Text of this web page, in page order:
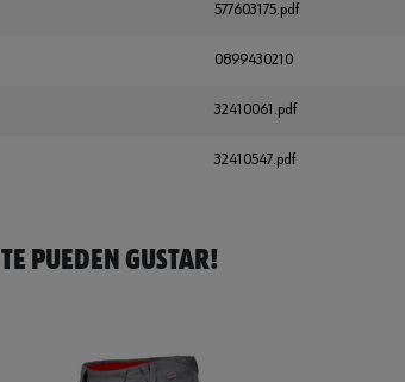
577603175.pdf
0899430210
32410061.pdf
32410547.pdf
PUEDEN GUSTAR!